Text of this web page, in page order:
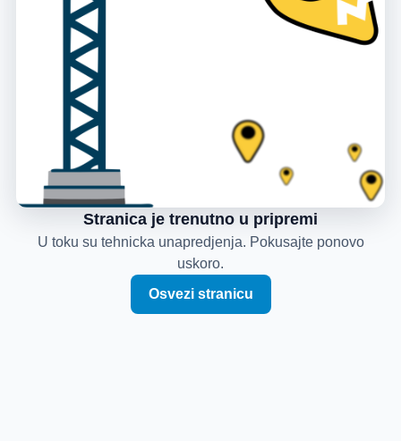
Stranica je trenutno u pripremi
U toku su tehnicka unapredjenja. Pokusajte ponovo
uskoro.
Osvezi stranicu